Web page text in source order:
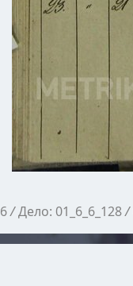
6/Дело: 01_6_6_128/